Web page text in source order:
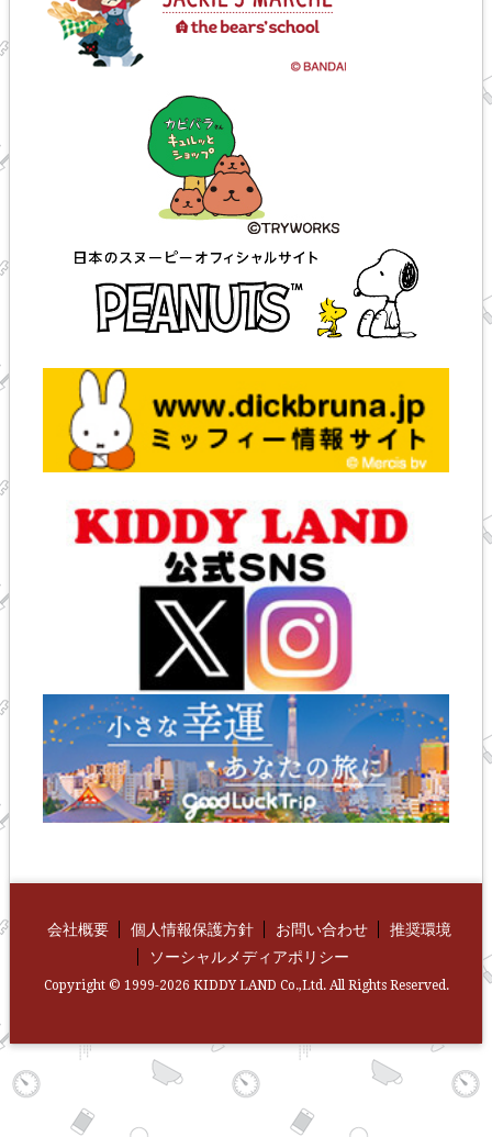
会社概要 個人情報保護方針 お問い合わせ
推奨環境
ソーシャルメディアポリシー
Copyright © 1999-2026 KIDDY LAND Co.,Ltd. All Rights Reserved.